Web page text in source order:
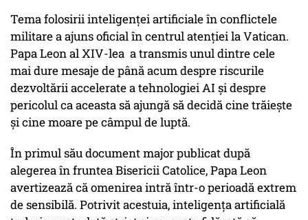
Tema folosirii inteligenței artificiale în conflictele
militare a ajuns oficial în centrul atenției la Vatican.
Papa Leon al XIV-lea a transmis unul dintre cele
mai dure mesaje de până acum despre riscurile
dezvoltării accelerate a tehnologiei AI și despre
pericolul ca aceasta să ajungă să decidă cine trăiește
și cine moare pe câmpul de luptă.
În primul său document major publicat după
alegerea în fruntea Bisericii Catolice, Papa Leon
avertizează că omenirea intră într-o perioadă extrem
de sensibilă. Potrivit acestuia, inteligența artificială